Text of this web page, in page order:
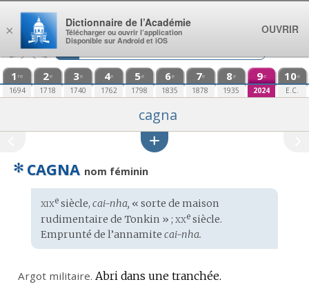
Aller au contenu
1 re
1694
2e
1718
3e
1740
4e
1762
5e
1798
6e
1835
7e
1878
8e
1935
9e
2024
10e
E.C.
cagna
✻ CAGNA nom féminin
Étymologie
:
xixesiècle, cai-nha, « sorte de maison
rudimentaire de Tonkin » ; xxesiècle.
Emprunté de l’annamite cai-nha.
Argot militaire. Abri dans une tranchée.
×
Dictionnaire de l’Académie
Télécharger ou ouvrir l’application
Disponible sur Android et iOS
OUVRIR